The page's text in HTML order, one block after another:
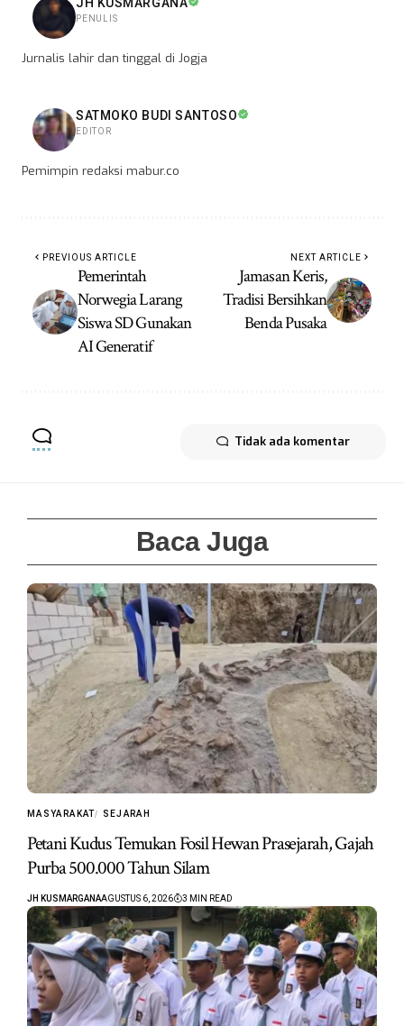
JH KUSMARGANA
PENULIS
Jurnalis lahir dan tinggal di Jogja
SATMOKO BUDI SANTOSO
EDITOR
Pemimpin redaksi mabur.co
PREVIOUS ARTICLE
Pemerintah
Norwegia Larang
Siswa SD Gunakan
AI Generatif
NEXT ARTICLE
Jamasan Keris,
Tradisi Bersihkan
Benda Pusaka
Tidak ada komentar
Baca Juga
MASYARAKAT SEJARAH
Petani Kudus Temukan Fosil Hewan Prasejarah, Gajah
Purba 500.000 Tahun Silam
JH KUSMARGANAAGUSTUS 6, 2026 3 MIN READ